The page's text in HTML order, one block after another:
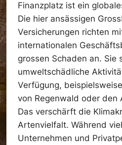
Finanzplatz ist ein
Die hier ansässigen
Versicherungen richten
internationalen
grossen Schaden an. Sie
umweltschädliche
Verfügung,
von Regenwald oder den
Das verschärft die
Artenvielfalt. Während
Unternehmen und